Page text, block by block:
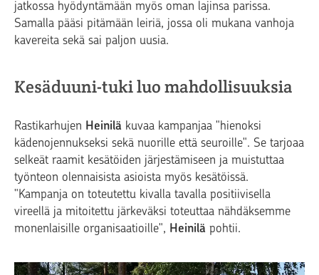
jatkossa hyödyntämään myös oman lajinsa parissa.
Samalla pääsi pitämään leiriä, jossa oli mukana vanhoja
kavereita sekä sai paljon uusia.
Kesäduuni-tuki luo mahdollisuuksia
Rastikarhujen Heinilä kuvaa kampanjaa "hienoksi
kädenojennukseksi sekä nuorille että seuroille". Se tarjoaa
selkeät raamit kesätöiden järjestämiseen ja muistuttaa
työnteon olennaisista asioista myös kesätöissä.
"Kampanja on toteutettu kivalla tavalla positiivisella
vireellä ja mitoitettu järkeväksi toteuttaa nähdäksemme
monenlaisille organisaatioille", Heinilä pohtii.